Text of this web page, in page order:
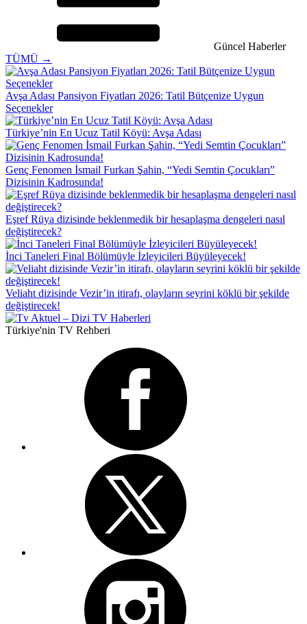
Güncel Haberler
TÜMÜ →
Avşa Adası Pansiyon Fiyatları 2026: Tatil Bütçenize Uygun
Seçenekler
Türkiye’nin En Ucuz Tatil Köyü: Avşa Adası
Genç Fenomen İsmail Furkan Şahin, “Yedi Semtin Çocukları”
Dizisinin Kadrosunda!
Eşref Rüya dizisinde beklenmedik bir hesaplaşma dengeleri nasıl
değiştirecek?
İnci Taneleri Final Bölümüyle İzleyicileri Büyüleyecek!
Veliaht dizisinde Vezir’in itirafı, olayların seyrini köklü bir şekilde
değiştirecek!
Türkiye'nin TV Rehberi